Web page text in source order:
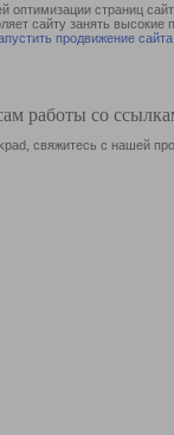
страниц
сайту занять
продвижение сайта
работы со
свяжитесь с нашей